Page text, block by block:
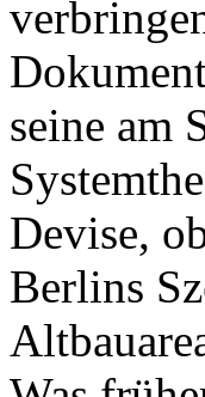
seine am
Devise,
Berlins